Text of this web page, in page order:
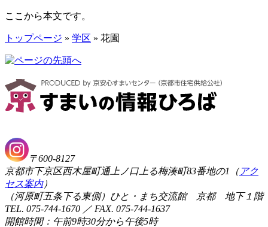
ここから本文です。
トップページ » 学区 » 花園
〒600-8127
京都市下京区西木屋町通上ノ口上る梅湊町83番地の1（ アク
セス案内）
（河原町五条下る東側）ひと・まち交流館 京都 地下１階
TEL. 075-744-1670 ／ FAX. 075-744-1637
開館時間：午前9時30分から午後5時